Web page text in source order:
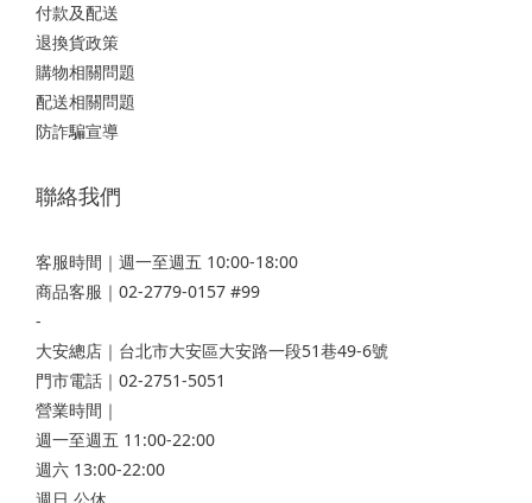
付款及配送
退換貨政策
購物相關問題
配送相關問題
防詐騙宣導
聯絡我們
客服時間｜週一至週五 10:00-18:00
商品客服｜02-2779-0157 #99
-
大安總店 ｜台北市大安區大安路一段51巷49-6號
門市電話｜02-2751-5051
營業時間｜
週一至週五 11:00-22:00
週六 13:00-22:00